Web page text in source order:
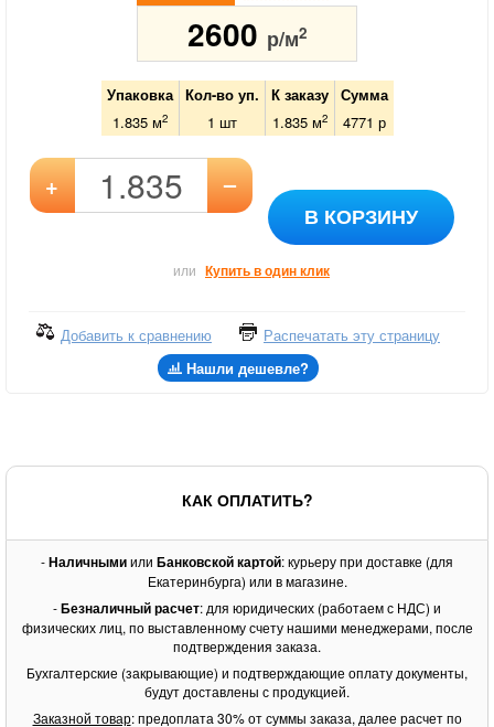
2600 р/м2
Упаковка Кол-во уп. К заказу
Сумма
1.835 м2 1 шт 1.835м2 4771 р
+ –
В КОРЗИНУ
или Купить в один клик
Добавить к сравнению
Распечатать эту страницу
Нашли дешевле?
КАК ОПЛАТИТЬ?
-Наличнымиили Банковской картой: курьеру при доставке (для
Екатеринбурга) или в магазине.
-Безналичный расчет: для юридических (работаем с НДС) и
физических лиц, по выставленному счету нашими менеджерами, после
подтверждения заказа.
Бухгалтерские (закрывающие) и подтверждающие оплату документы,
будут доставлены с продукцией.
Заказной товар: предоплата 30% от суммы заказа, далее расчет по